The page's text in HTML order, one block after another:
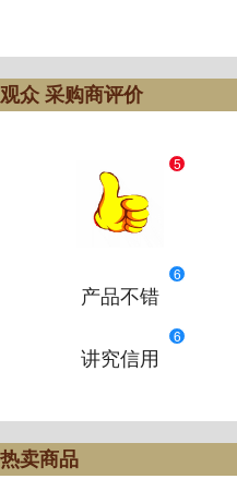
观众 采购商评价
5
产品不错
6
讲究信用
6
热卖商品